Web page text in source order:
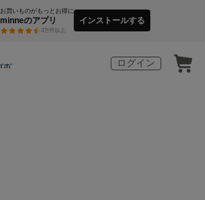
お買いものがもっとお得に
minneのアプリ
3万件以上
インストールする
ログイン